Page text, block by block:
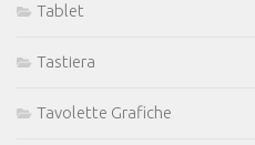
Tablet
Tastiera
Tavolette Grafiche